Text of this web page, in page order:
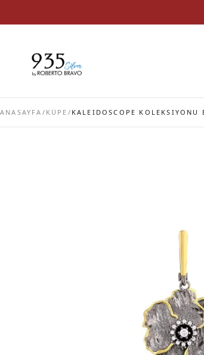
ANASAYFA / KÜPE / KALEIDOSCOPE